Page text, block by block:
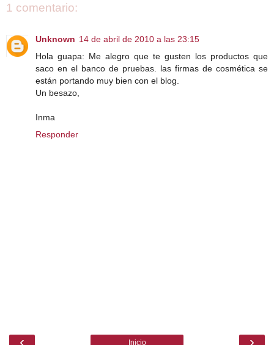
1 comentario:
Unknown 14 de abril de 2010 a las 23:15
Hola guapa: Me alegro que te gusten los productos que
saco en el banco de pruebas. las firmas de cosmética se
están portando muy bien con el blog.
Un besazo,
Inma
Responder
‹ ›
Inicio